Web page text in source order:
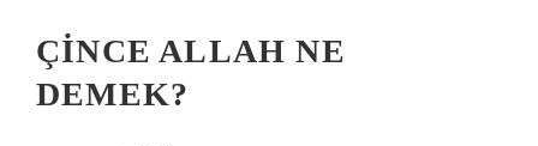
ÇINCE ALLAH NE
DEMEK?